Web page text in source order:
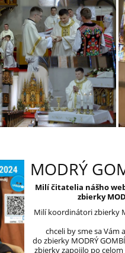
MODRÝ
Milí čitatelia nášho
zbierky
Milí koordinátori zbierky
chceli by sme sa Vám
do zbierky MODRÝ
zbierky zapojilo po